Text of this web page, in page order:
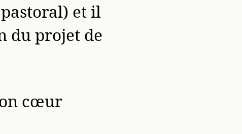
et il
du projet de
cœur